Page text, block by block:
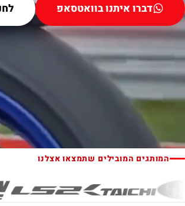
דברו איתנו בוואטסאפ
המותגים המובילים שתמצאו אצלנו